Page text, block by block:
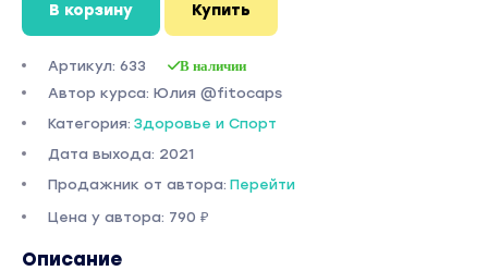
В корзину Купить
Артикул: 633 В наличии
Автор курса: Юлия @fitocaps
Категория: Здоровье и Спорт
Дата выхода: 2021
Продажник от автора: Перейти
Цена у автора: 790 ₽
Описание